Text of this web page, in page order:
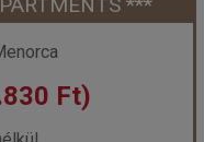
| 4 éj
Ft)
***
Ft)